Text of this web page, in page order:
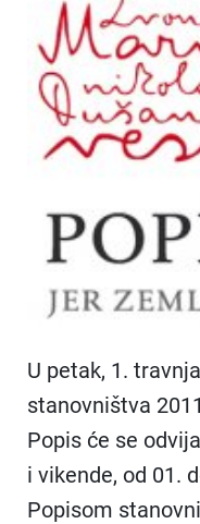
U petak, 1.
stanovništva
Popis će se
i vikende, od 01.
Popisom